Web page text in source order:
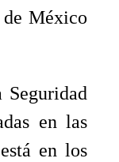
de México
en las
en los